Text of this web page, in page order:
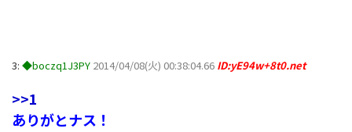
3: ◆boczq1J3PY 2014/04/08(火) 00:38:04.66 ID:yE94w+8t0.net
>>1
ありがとナス！